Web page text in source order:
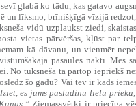
glabā ko tādu, kas gatavo
un līksmo, brīnišķīgā vīzijā
vidū uzplaukst ziedi,
vietas pārvēršas, kļūst par
kā dāvanu, un vienmēr
pasaules naktī. Mēs
No tuksneša tā pārtop iepriekš
šo gadu? Vai tev ir kāds
es jums pasludinu lielu
Ziemassvētki ir priecīga